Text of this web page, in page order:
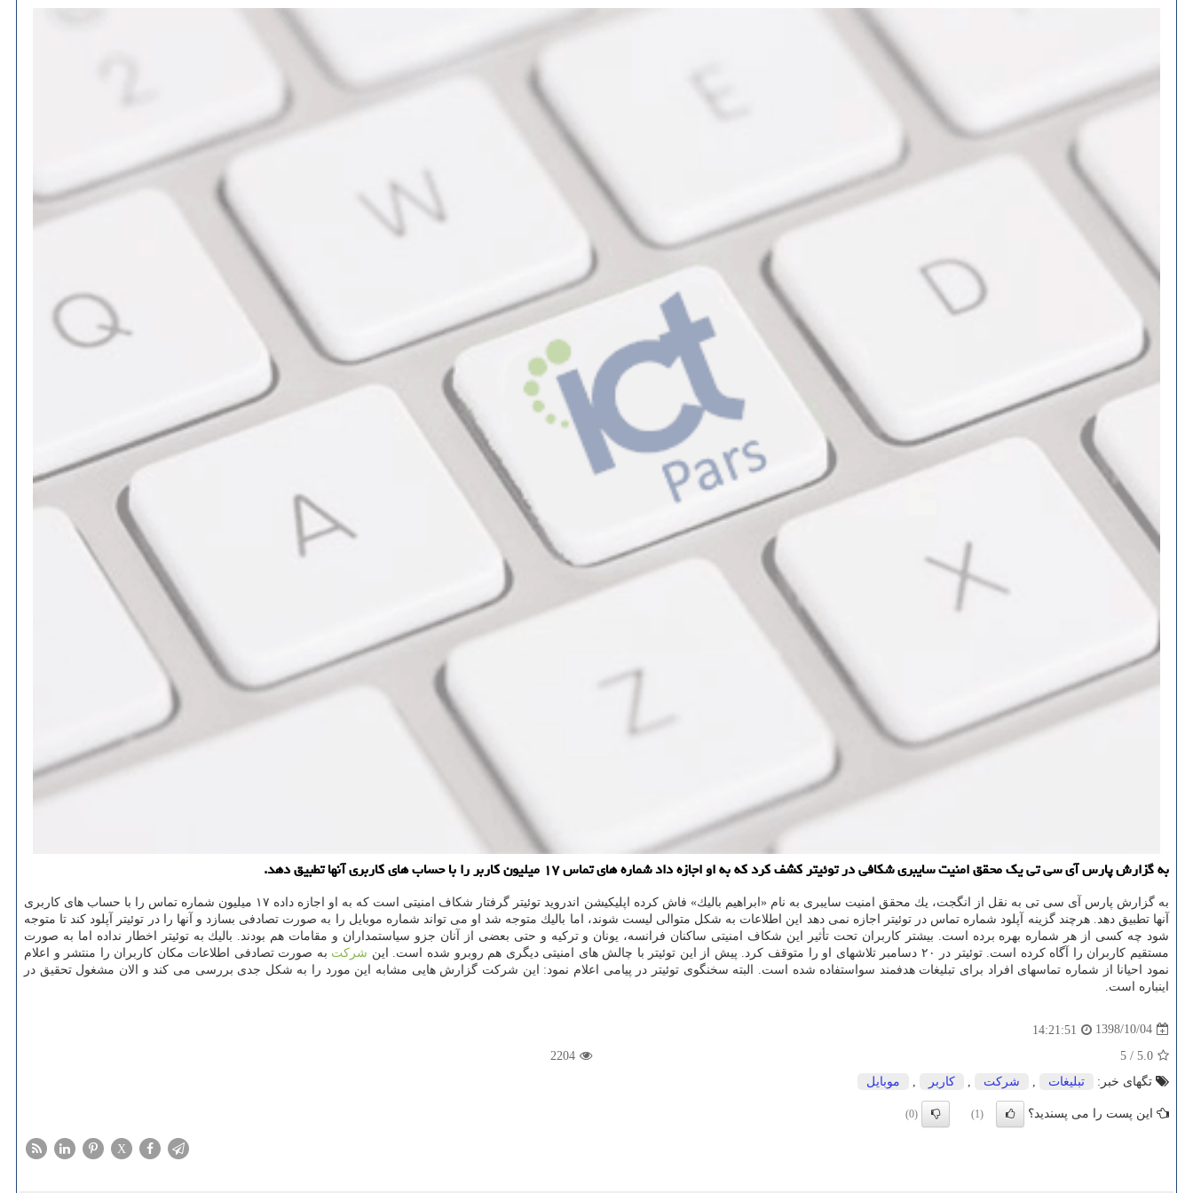
به گزارش پارس آی سی تی یك محقق امنیت سایبری شكافی در توئیتر كشف كرد كه به او اجازه داد شماره های تماس ۱۷ میلیون كاربر را با حساب های كاربری آنها تطبیق دهد.
به گزارش پارس آی سی تی به نقل از انگجت، یك محقق امنیت سایبری به نام «ابراهیم بالیك» فاش كرده اپلیكیشن اندروید توئیتر گرفتار شكاف امنیتی است كه به او اجازه داده ۱۷ میلیون شماره تماس را با حساب های كاربری
آنها تطبیق دهد. هرچند گزینه آپلود شماره تماس در توئیتر اجازه نمی دهد این اطلاعات به شكل متوالی لیست شوند، اما بالیك متوجه شد او می تواند شماره موبایل را به صورت تصادفی بسازد و آنها را در توئیتر آپلود كند تا متوجه
شود چه كسی از هر شماره بهره برده است. بیشتر كاربران تحت تأثیر این شكاف امنیتی ساكنان فرانسه، یونان و تركیه و حتی بعضی از آنان جزو سیاستمداران و مقامات هم بودند. بالیك به توئیتر اخطار نداده اما به صورت
مستقیم كاربران را آگاه كرده است. توئیتر در ۲۰ دسامبر تلاشهای او را متوقف كرد. پیش از این توئیتر با چالش های امنیتی دیگری هم روبرو شده است. این
شركت به صورت تصادفی اطلاعات مكان كاربران را منتشر و اعلام
نمود احیانا از شماره تماسهای افراد برای تبلیغات هدفمند سواستفاده شده است. البته سخنگوی توئیتر در پیامی اعلام نمود: این شركت گزارش هایی مشابه این مورد را به شكل جدی بررسی می كند و الان مشغول تحقیق در
اینباره است.
1398/10/04
14:21:51
5.0
/
5
2204
تگهای خبر:
تبلیغات شركت كاربر موبایل
این پست را می پسندید؟ (1)
(0)
X